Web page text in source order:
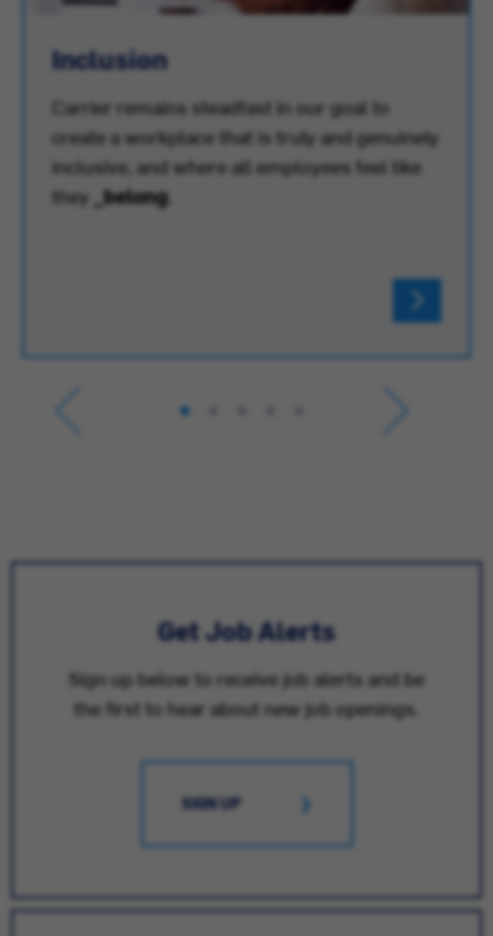
Inclusion
Carrier remains steadfast in our goal to
create a workplace that is truly and genuinely
inclusive, and where all employees feel like
they _belong.
Get Job Alerts
Sign up below to receive job alerts and be
the first to hear about new job openings.
SIGN UP